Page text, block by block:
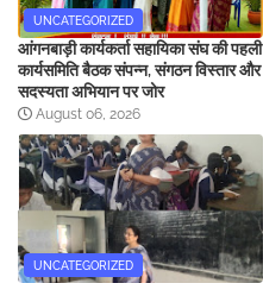
UNCATEGORIZED
आंगनबाड़ी कार्यकर्ता सहायिका संघ की पहली
कार्यसमिति बैठक संपन्न, संगठन विस्तार और
सदस्यता अभियान पर जोर
August 06, 2026
UNCATEGORIZED